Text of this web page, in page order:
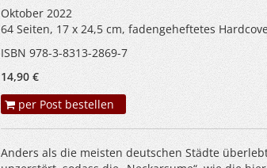
Oktober 2022
64 Seiten, 17 x 24,5 cm, fadengeheftetes
ISBN 978-3-8313-2869-7
14,90 €
per Post bestellen
Anders als die meisten deutschen Städte